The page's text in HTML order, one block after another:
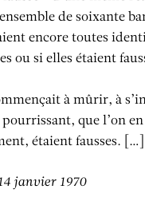
de soixante
encore toutes
ou si elles étaient
à mûrir, à
que l’on
étaient fausses. […]
janvier 1970